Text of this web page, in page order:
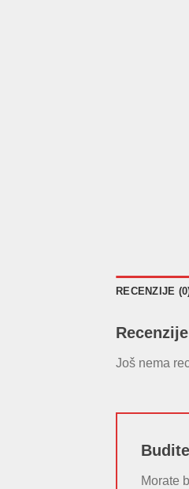
RECENZIJE
Recenzije
Još nema
Morate